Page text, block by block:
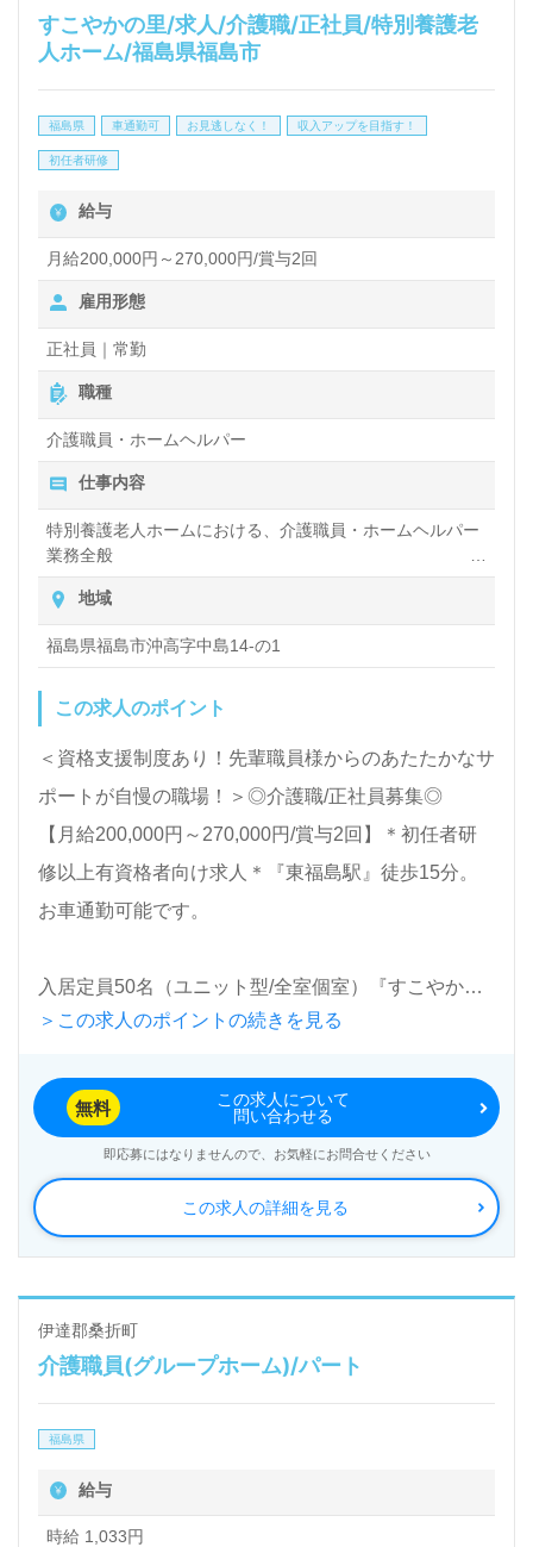
すこやかの里/求人/介護職/正社員/特別養護老
人ホーム/福島県福島市
福島県 車通勤可 お見逃しなく！ 収入アップを目指す！
初任者研修
給与
月給200,000円～270,000円/賞与2回
雇用形態
正社員｜常勤
職種
介護職員・ホームヘルパー
仕事内容
特別養護老人ホームにおける、介護職員・ホームヘルパー
業務全般
入浴や排せつ、食事などの身体的サポートや、買い物や掃
除、洗濯など日常生活のサポートなど
地域
福島県福島市沖高字中島14-の1
この求人のポイント
＜資格支援制度あり！先輩職員様からのあたたかなサ
ポートが自慢の職場！＞◎介護職/正社員募集◎
【月給200,000円～270,000円/賞与2回】＊初任者研
修以上有資格者向け求人＊『東福島駅』徒歩15分。
お車通勤可能です。
入居定員50名（ユニット型/全室個室）『すこやかの
里』社会福祉法人すこやか福祉会（本部：福島県福島
ム、訪問介護、デイサービス、ショートステイ、居宅
介護支援、地域包括支援センター事業を展開されてい
ます。
◎『多職種協働』の抜群のチームワーク！ご利用者様
の『その人らしい生活』をサポートされている事業所
様！◎
看護助手や介護職経験のある方をお迎えします。特別
養護老人ホームでの勤務経験は問いません。先輩職員
様からのあたたかなサポート、それぞれの成長に沿っ
た研修プログラム、働きやすさもおすすめポイント！
『ご利用者様のお役に立ちたい』『資格/経験を活か
＞この求人のポイントの続きを見る
この求人の詳細を見る
無料
この求人について
問い合わせる
即応募にはなりませんので、お気軽にお問合せください
伊達郡桑折町
介護職員(グループホーム)/パート
福島県
給与
時給 1,033円